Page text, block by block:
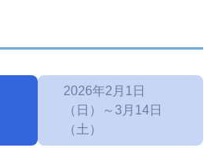
2026年2月1日
（日）～3月14日
（土）